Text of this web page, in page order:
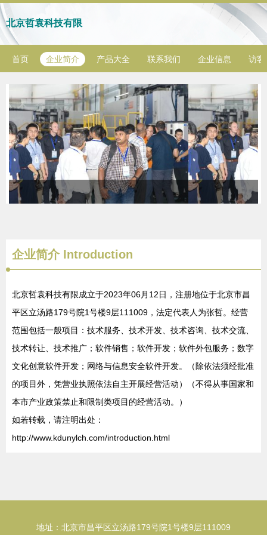
北京哲袁科技有限
首页 企业简介 产品大全 联系我们 企业信息 访客
企业简介 Introduction
北京哲袁科技有限成立于2023年06月12日，注册地位于北京市昌
平区立汤路179号院1号楼9层111009，法定代表人为张哲。经营
范围包括一般项目：技术服务、技术开发、技术咨询、技术交流、
技术转让、技术推广；软件销售；软件开发；软件外包服务；数字
文化创意软件开发；网络与信息安全软件开发。（除依法须经批准
的项目外，凭营业执照依法自主开展经营活动）（不得从事国家和
本市产业政策禁止和限制类项目的经营活动。）
如若转载，请注明出处：
http://www.kdunylch.com/introduction.html
地址：北京市昌平区立汤路179号院1号楼9层111009